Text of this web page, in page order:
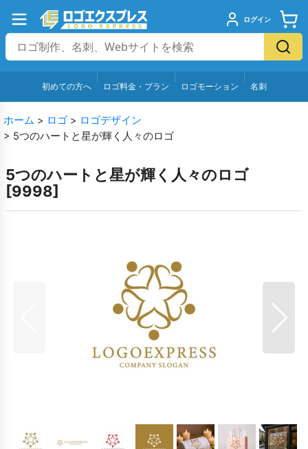
ログイン
初めての方へ ロゴ料金・プラン ロゴモーション 名刺
ホーム > ロゴ > ロゴデザイン
> 5つのハートと星が輝く人々のロゴ
5つのハートと星が輝く人々のロゴ
[9998]